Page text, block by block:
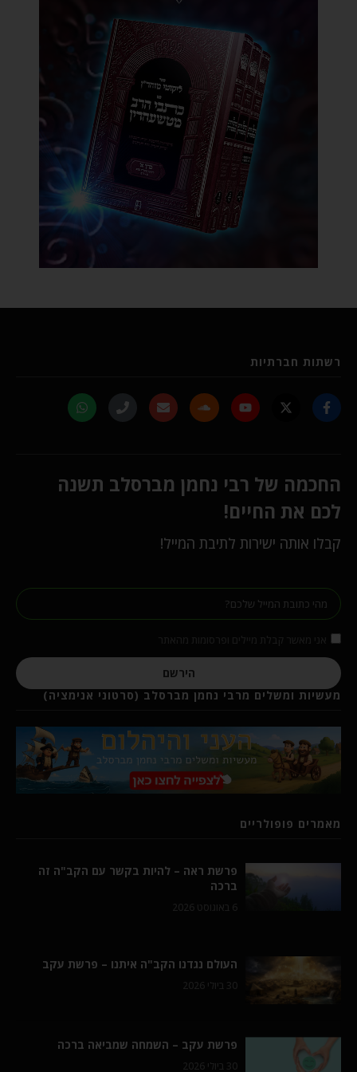
רשתות חברתיות
החכמה של רבי נחמן מברסלב תשנה
לכם את החיים!
קבלו אותה ישירות לתיבת המייל!
הירשם
מעשיות ומשלים מרבי נחמן מברסלב (סרטוני אנימציה)
מאמרים פופולריים
פרשת ראה – להיות בקשר עם הקב"ה זה
ברכה
6 באוגוסט 2026
העולם נגדנו הקב"ה איתנו – פרשת עקב
30 ביולי 2026
פרשת עקב – השמחה שמביאה ברכה
30 ביולי 2026